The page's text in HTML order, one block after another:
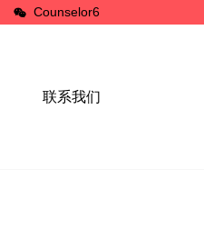
Counselor6
联系我们